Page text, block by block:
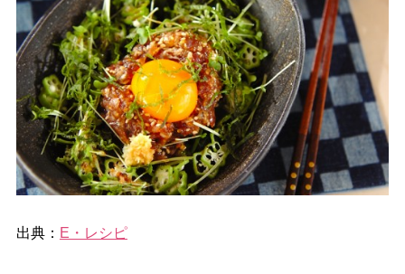
出典： E・レシピ